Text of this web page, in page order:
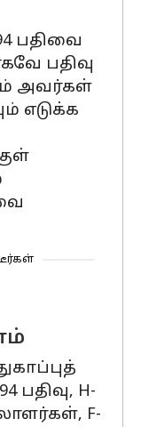
பதிவை
பதிவு
அவர்கள்
எடுக்க
H-
F-